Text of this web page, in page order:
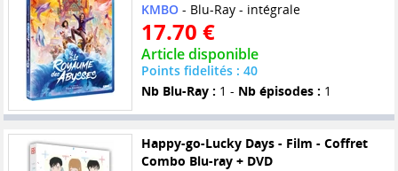
KMBO- Blu-Ray - intégrale
17.70 €
Article disponible
Points fidelités : 40
Nb Blu-Ray : 1 - Nb épisodes : 1
Happy-go-Lucky Days - Film - Coffret
Combo Blu-ray + DVD